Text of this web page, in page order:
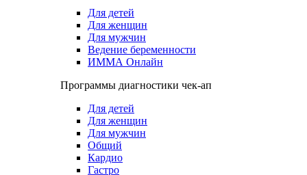
Для детей
Для женщин
Для мужчин
Ведение беременности
ИММА Онлайн
Программы диагностики чек-ап
Для детей
Для женщин
Для мужчин
Общий
Кардио
Гастро